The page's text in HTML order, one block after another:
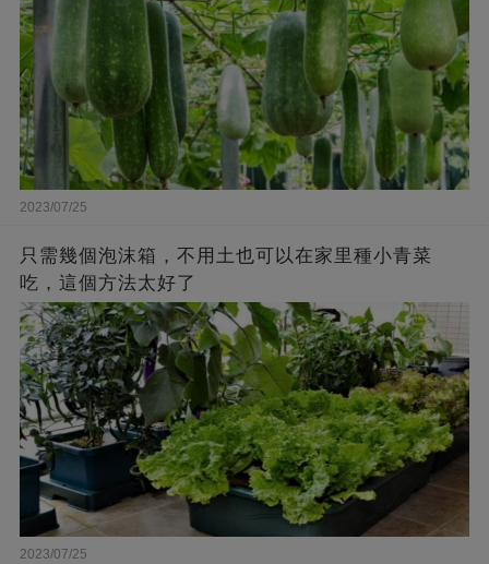
2023/07/25
只需幾個泡沫箱，不用土也可以在家里種小青菜
吃，這個方法太好了
2023/07/25